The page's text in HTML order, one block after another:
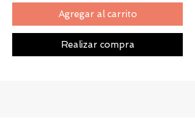
Agregar al carrito
Realizar compra